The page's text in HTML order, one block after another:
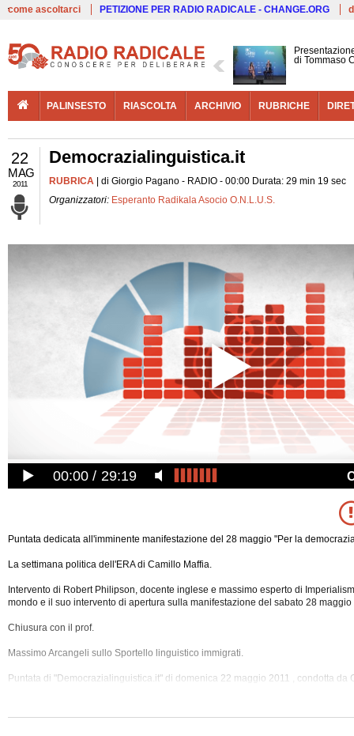
come ascoltarci PETIZIONE PER RADIO RADICALE - CHANGE.ORG
di Tommaso
PALINSESTO RIASCOLTA ARCHIVIO RUBRICHE
22
MAG
2011
Democrazialinguistica.it
RUBRICA | di Giorgio Pagano - RADIO - 00:00 Durata: 29 min 19 sec
Organizzatori: Esperanto Radikala Asocio O.N.L.U.S.
00:00 29:19
Puntata dedicata all'imminente manifestazione del 28 maggio "Per la
La settimana politica dell'ERA di Camillo Maffia.
Intervento di Robert Philipson, docente inglese e massimo esperto di
mondo e il suo intervento di apertura sulla manifestazione del sabato 28
Chiusura con il prof.
Massimo Arcangeli sullo Sportello linguistico immigrati.
Puntata di "Democrazialinguistica.it" di domenica 22 maggio 2011 , condotta da